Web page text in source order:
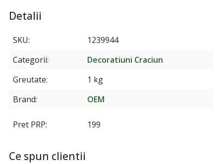
Detalii
SKU
1239944
Categorii
Decoratiuni Craciun
Greutate
1 kg
Brand
OEM
Pret PRP 199
Ce spun clientii